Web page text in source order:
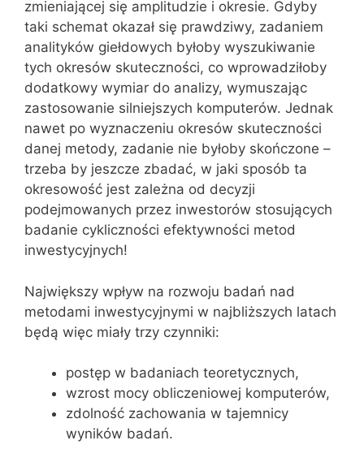
zmieniającej się amplitudzie i okresie. Gdyby
taki schemat okazał się prawdziwy, zadaniem
analityków giełdowych byłoby wyszukiwanie
tych okresów skuteczności, co wprowadziłoby
dodatkowy wymiar do analizy, wymuszając
zastosowanie silniejszych komputerów. Jednak
nawet po wyznaczeniu okresów skuteczności
danej metody, zadanie nie byłoby skończone –
trzeba by jeszcze zbadać, w jaki sposób ta
okresowość jest zależna od decyzji
podejmowanych przez inwestorów stosujących
badanie cykliczności efektywności metod
inwestycyjnych!
Największy wpływ na rozwoju badań nad
metodami inwestycyjnymi w najbliższych latach
będą więc miały trzy czynniki:
postęp w badaniach teoretycznych,
wzrost mocy obliczeniowej komputerów,
zdolność zachowania w tajemnicy
wyników badań.